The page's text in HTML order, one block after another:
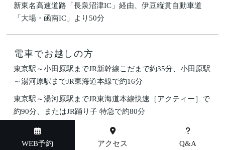
新東名高速道路「長泉沼津IC」経由、伊豆縦貫自動車道
「大場・函南IC」より50分
電車でお越しの方
東京駅～小田原駅までJR新幹線こだまで約35分、小田原駅
～湯河原駅までJR東海道本線で約16分
東京駅～湯河原駅までJR東海道本線快速［アクティー］で
約90分、またはJR踊り子 特急で約80分
東京駅～熱海駅までJR新幹線こだまで約50分、熱海駅～湯
河原駅までJR東海道本線約5分
WEB予約 アクセス Q&A